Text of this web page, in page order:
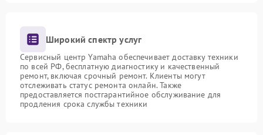
Широкий спектр услуг
Сервисный центр Yamaha обеспечивает доставку техники
по всей РФ, бесплатную диагностику и качественный
ремонт, включая срочный ремонт. Клиенты могут
отслеживать статус ремонта онлайн. Также
предоставляется постгарантийное обслуживание для
продления срока службы техники